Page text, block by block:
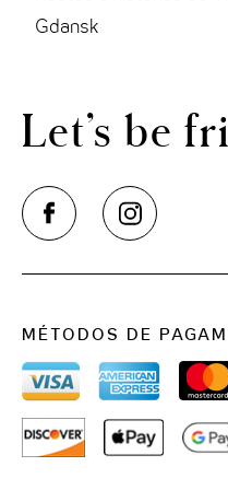
Gdansk
Let’s be
MÉTODOS DE